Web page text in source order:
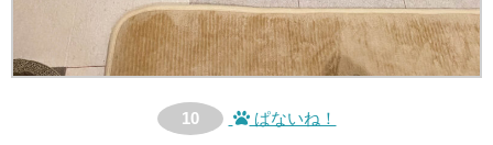
10 ぱないね！